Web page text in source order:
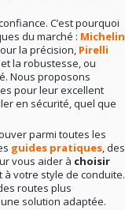
C’est pourquoi
du marché : Michelin
la précision, Pirelli
la robustesse, ou
Nous proposons
pour leur excellent
en sécurité, quel que
parmi toutes les
guides pratiques, des
vous aider à choisir
à votre style de conduite.
routes plus
solution adaptée.